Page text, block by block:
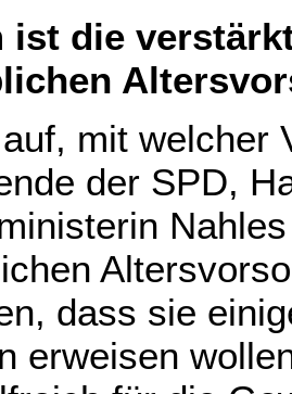
ist die
mit welcher
der SPD,
dass sie
erweisen